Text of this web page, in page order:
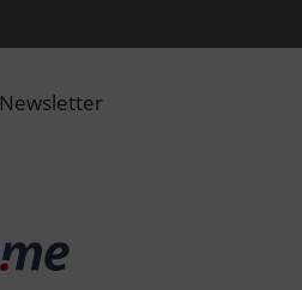
Newsletter